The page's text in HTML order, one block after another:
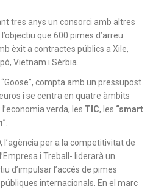
tres anys un consorci amb altres
que 600 pimes d’arreu
èxit a contractes públics a Xile,
Vietnam i Sèrbia.
compta amb un pressupost
i se centra en quatre àmbits
verda, les TIC, les “smart
”.
l’agència per a la competitivitat de
i Treball- liderarà un
d’impulsar l’accés de pimes
públiques internacionals. En el marc